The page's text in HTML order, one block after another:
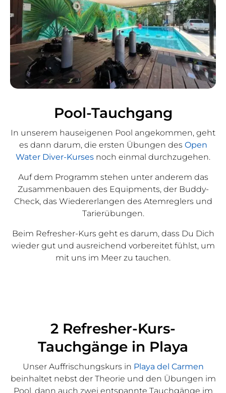
Pool-Tauchgang
In unserem hauseigenen Pool angekommen, geht
es dann darum, die ersten Übungen des Open
Water Diver-Kurses noch einmal durchzugehen.
Auf dem Programm stehen unter anderem das
Zusammenbauen des Equipments, der Buddy-
Check, das Wiedererlangen des Atemreglers und
Tarierübungen.
Beim Refresher-Kurs geht es darum, dass Du Dich
wieder gut und ausreichend vorbereitet fühlst, um
mit uns im Meer zu tauchen.
2 Refresher-Kurs-
Tauchgänge in Playa
Unser Auffrischungskurs in Playa del Carmen
beinhaltet nebst der Theorie und den Übungen im
Pool, dann auch zwei entspannte Tauchgänge im